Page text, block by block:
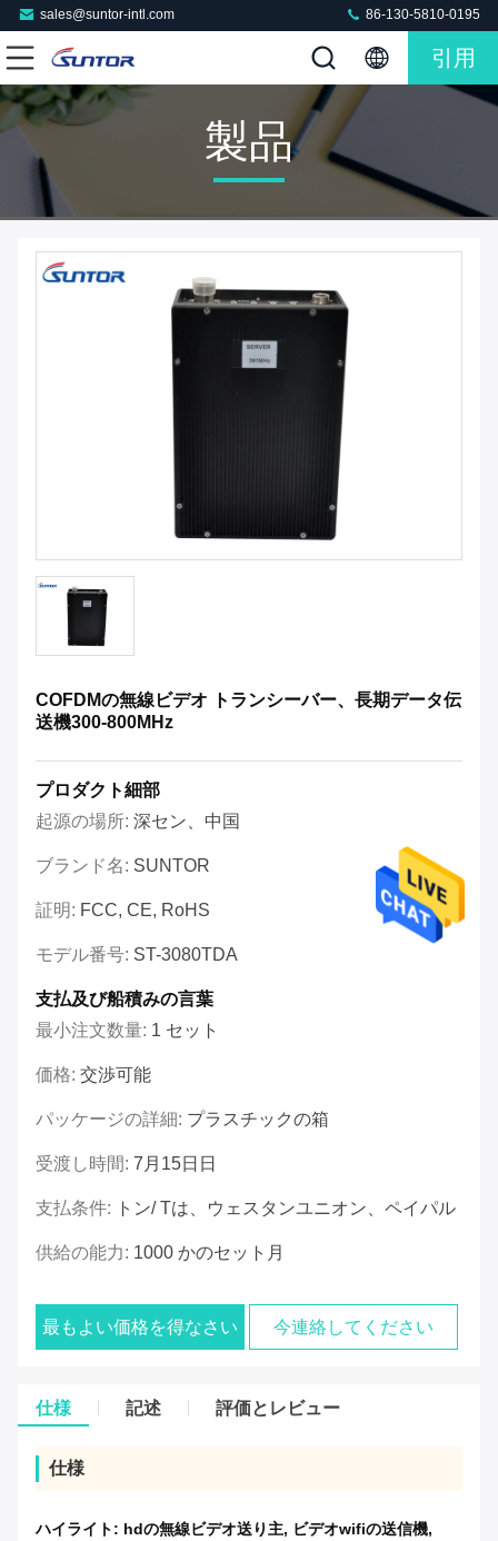
sales@suntor-intl.com 86-130-5810-0195
引用
製品
COFDMの無線ビデオ トランシーバー、長期データ伝
送機300-800MHz
プロダクト細部
起源の場所: 深セン、中国
ブランド名: SUNTOR
証明: FCC, CE, RoHS
モデル番号: ST-3080TDA
支払及び船積みの言葉
最小注文数量: 1 セット
価格: 交渉可能
パッケージの詳細: プラスチックの箱
受渡し時間: 7月15日日
支払条件: トン/ Tは、ウェスタンユニオン、ペイパル
供給の能力: 1000 かのセット月
最もよい価格を得なさい 今連絡してください
仕様 記述 評価とレビュー
仕様
ハイライト: hdの無線ビデオ送り主, ビデオwifiの送信機,